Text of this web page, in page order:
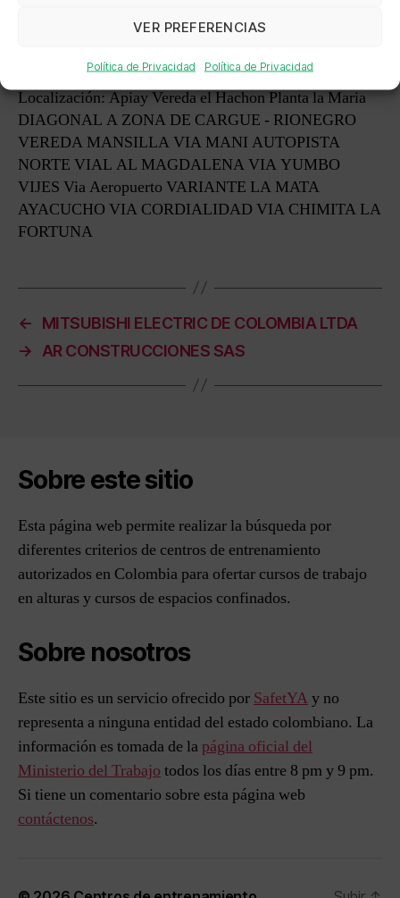
VER PREFERENCIAS
Política de Privacidad Política de Privacidad
MAR KM 3 KILOMETRO 6 KILOMETRO 4 CALLE
Localización: Apiay Vereda el Hachon Planta la Maria
DIAGONAL A ZONA DE CARGUE - RIONEGRO
VEREDA MANSILLA VIA MANI AUTOPISTA
NORTE VIAL AL MAGDALENA VIA YUMBO
VIJES Via Aeropuerto VARIANTE LA MATA
AYACUCHO VIA CORDIALIDAD VIA CHIMITA LA
FORTUNA
←
MITSUBISHI ELECTRIC DE COLOMBIA LTDA
→
AR CONSTRUCCIONES SAS
Sobre este sitio
Esta página web permite realizar la búsqueda por
diferentes criterios de centros de entrenamiento
autorizados en Colombia para ofertar cursos de trabajo
en alturas y cursos de espacios confinados.
Sobre nosotros
Este sitio es un servicio ofrecido por SafetYAy no
representa a ninguna entidad del estado colombiano. La
información es tomada de la página oficial del
Ministerio del Trabajo todos los días entre 8 pm y 9 pm.
Si tiene un comentario sobre esta página web
contáctenos.